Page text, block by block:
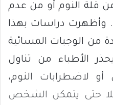
قلة النوم أو من عدم
وأظهرت دراسات بهذا
من الوجبات المسائية
الأطباء من تناول
أو لاضطرابات النوم،
حتى يتمكن الشخص